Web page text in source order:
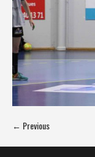
← Previous